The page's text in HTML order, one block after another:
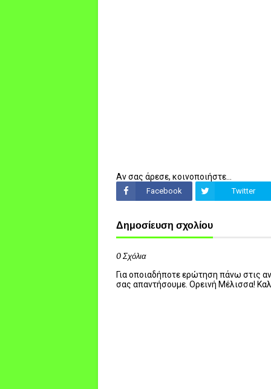
Αν σας άρεσε, κοινοποιήστε...
Facebook Twitter
Δημοσίευση σχολίου
0 Σχόλια
Για οποιαδήποτε ερώτηση πάνω στις
σας απαντήσουμε. Ορεινή Μέλισσα!